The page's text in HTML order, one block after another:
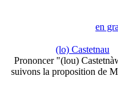
en
(lo) Castetnau
Prononcer "(lou)
suivons la proposition de